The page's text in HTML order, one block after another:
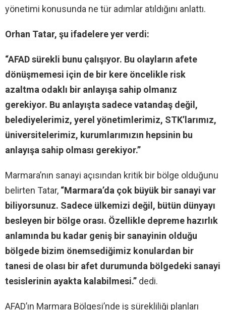
yönetimi konusunda ne tür adımlar atıldığını anlattı.
Orhan Tatar, şu ifadelere yer verdi:
“AFAD sürekli bunu çalışıyor. Bu olayların afete
dönüşmemesi için de bir kere öncelikle risk
azaltma odaklı bir anlayışa sahip olmanız
gerekiyor. Bu anlayışta sadece vatandaş değil,
belediyelerimiz, yerel yönetimlerimiz, STK’larımız,
üniversitelerimiz, kurumlarımızın hepsinin bu
anlayışa sahip olması gerekiyor.”
Marmara’nın sanayi açısından kritik bir bölge olduğunu
belirten Tatar, “Marmara’da çok büyük bir sanayi var
biliyorsunuz. Sadece ülkemizi değil, bütün dünyayı
besleyen bir bölge orası. Özellikle depreme hazırlık
anlamında bu kadar geniş bir sanayinin olduğu
bölgede bizim önemsediğimiz konulardan bir
tanesi de olası bir afet durumunda bölgedeki sanayi
tesislerinin ayakta kalabilmesi.” dedi.
AFAD’ın Marmara Bölgesi’nde iş sürekliliği planları